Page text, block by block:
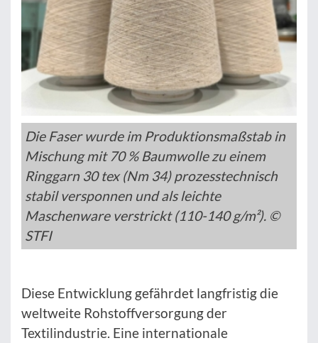
Die Faser wurde im Produktionsmaßstab in
Mischung mit 70 % Baumwolle zu einem
Ringgarn 30 tex (Nm 34) prozesstechnisch
stabil versponnen und als leichte
Maschenware verstrickt (110-140 g/m²). ©
STFI
Diese Entwicklung gefährdet langfristig die
weltweite Rohstoffversorgung der
Textilindustrie. Eine internationale